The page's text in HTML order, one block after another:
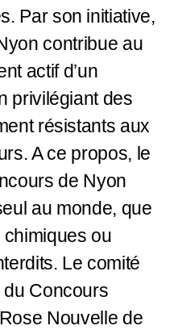
Par son initiative,
contribue au
actif d’un
privilégiant des
résistants aux
A ce propos, le
de Nyon
au monde, que
chimiques ou
Le comité
du Concours
Nouvelle de